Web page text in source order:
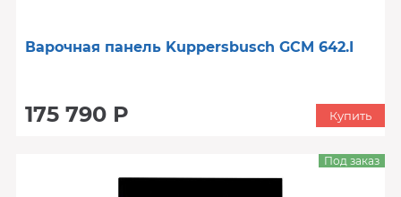
Варочная панель Kuppersbusch GCM 642.I
175 790 Р Купить
Под заказ